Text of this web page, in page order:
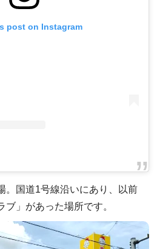
post on Instagram
。国道1号線沿いにあり、以前
ブ」があった場所です。